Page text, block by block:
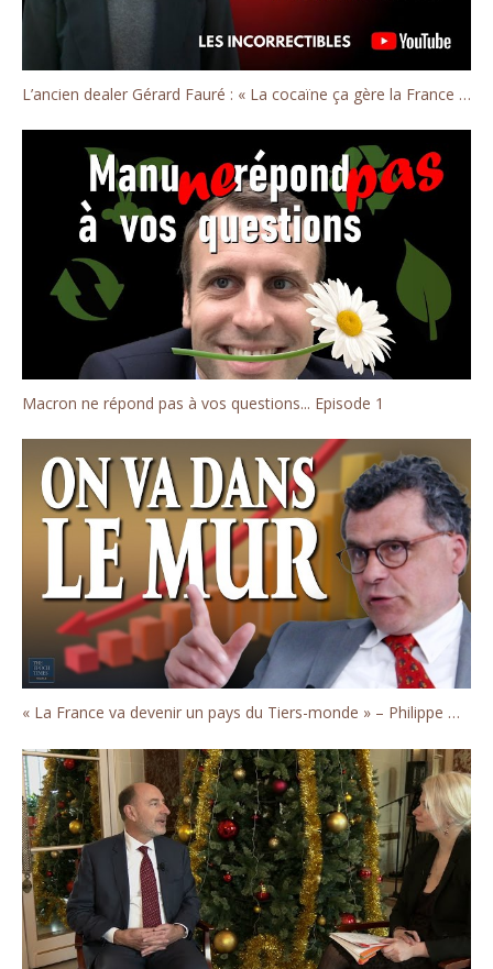
L’ancien dealer Gérard Fauré : « La cocaïne ça gère la France ! »
Macron ne répond pas à vos questions... Episode 1
« La France va devenir un pays du Tiers-monde » – Philippe Murer